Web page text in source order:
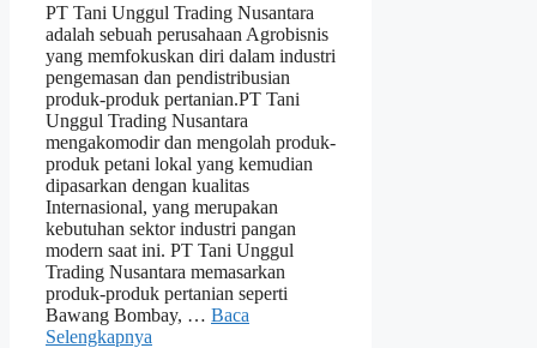
PT Tani Unggul Trading Nusantara
adalah sebuah perusahaan Agrobisnis
yang memfokuskan diri dalam industri
pengemasan dan pendistribusian
produk-produk pertanian.PT Tani
Unggul Trading Nusantara
mengakomodir dan mengolah produk-
produk petani lokal yang kemudian
dipasarkan dengan kualitas
Internasional, yang merupakan
kebutuhan sektor industri pangan
modern saat ini. PT Tani Unggul
Trading Nusantara memasarkan
produk-produk pertanian seperti
Bawang Bombay, … Baca
Selengkapnya